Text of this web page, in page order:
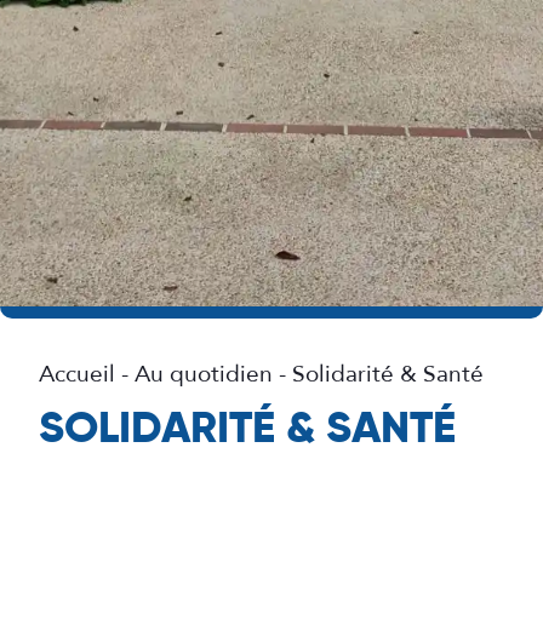
Accueil -Au quotidien - Solidarité & Santé
SOLIDARITÉ & SANTÉ